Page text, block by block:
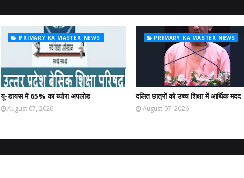
PRIMARY KA MASTER NEWS
यू-डायस में 65% का ब्योरा अपलोड
August 07, 2026
PRIMARY KA MASTER NEWS
दलित छात्रों को उच्च शिक्षा में आर्थिक मदद
August 07, 2026